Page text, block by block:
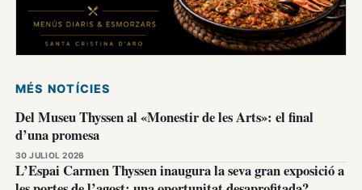
MÉS NOTÍCIES
Del Museu Thyssen al «Monestir de les Arts»: el final
d’una promesa
30 JULIOL 2026
L’Espai Carmen Thyssen inaugura la seva gran exposició a